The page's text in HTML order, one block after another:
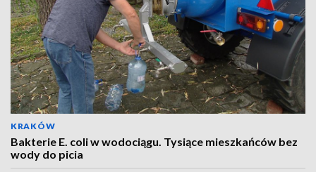
KRAKÓW
Bakterie E. coli w wodociągu. Tysiące mieszkańców bez
wody do picia